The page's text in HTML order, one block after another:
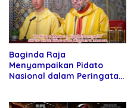
Baginda Raja
Menyampaikan Pidato
Nasional dalam Peringatan